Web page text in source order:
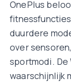
OnePlus
duurdere
over
sportmodi.
waarschijnlijk